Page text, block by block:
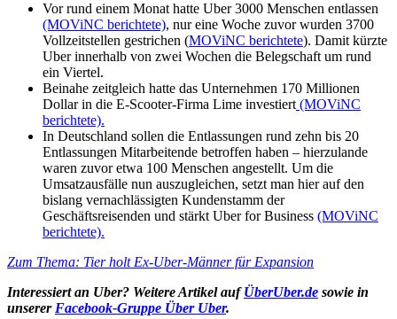
Vor rund einem Monat hatte Uber 3000 Menschen entlassen
(MOViNC berichtete), nur eine Woche zuvor wurden 3700
Vollzeitstellen gestrichen (MOViNC berichtete). Damit kürzte
Uber innerhalb von zwei Wochen die Belegschaft um rund
ein Viertel.
Beinahe zeitgleich hatte das Unternehmen 170 Millionen
Dollar in die E-Scooter-Firma Lime investiert (MOViNC
berichtete).
In Deutschland sollen die Entlassungen rund zehn bis 20
Entlassungen Mitarbeitende betroffen haben – hierzulande
waren zuvor etwa 100 Menschen angestellt. Um die
Umsatzausfälle nun auszugleichen, setzt man hier auf den
bislang vernachlässigten Kundenstamm der
Geschäftsreisenden und stärkt Uber for Business (MOViNC
berichtete).
Zum Thema: Tier holt Ex-Uber-Männer für Expansion
Interessiert an Uber? Weitere Artikel aufÜberUber.de sowie in
unserer Facebook-Gruppe Über Uber.